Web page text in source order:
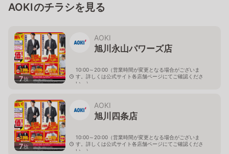
AOKIのチラシを見る
7枚
AOKI
旭川永山パワーズ店
10:00～20:00（営業時間が変更となる場合がございま
す。詳しくは公式サイト各店舗ページにてご確認くださ
い。）
7枚
AOKI
旭川四条店
10:00～20:00（営業時間が変更となる場合がございま
す。詳しくは公式サイト各店舗ページにてご確認くださ
い。）